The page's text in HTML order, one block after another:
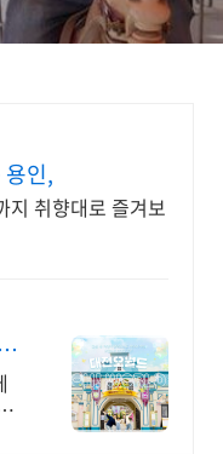
인,
지 취향대로 즐겨보